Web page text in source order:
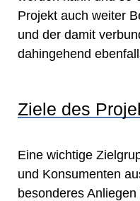
Projekt auch weiter
und der damit
dahingehend
Ziele des
Eine wichtige
und Konsumenten
besonderes